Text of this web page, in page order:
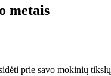
metais
prie savo mokinių